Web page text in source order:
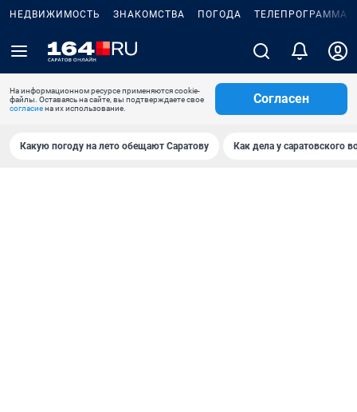
НЕДВИЖИМОСТЬ ЗНАКОМСТВА ПОГОДА ТЕЛЕПРОГРАММА
На информационном ресурсе применяются cookie-
файлы. Оставаясь на сайте, вы подтверждаете свое
согласиена их использование.
Согласен
Какую погоду на лето обещают Саратову Как дела у саратовского